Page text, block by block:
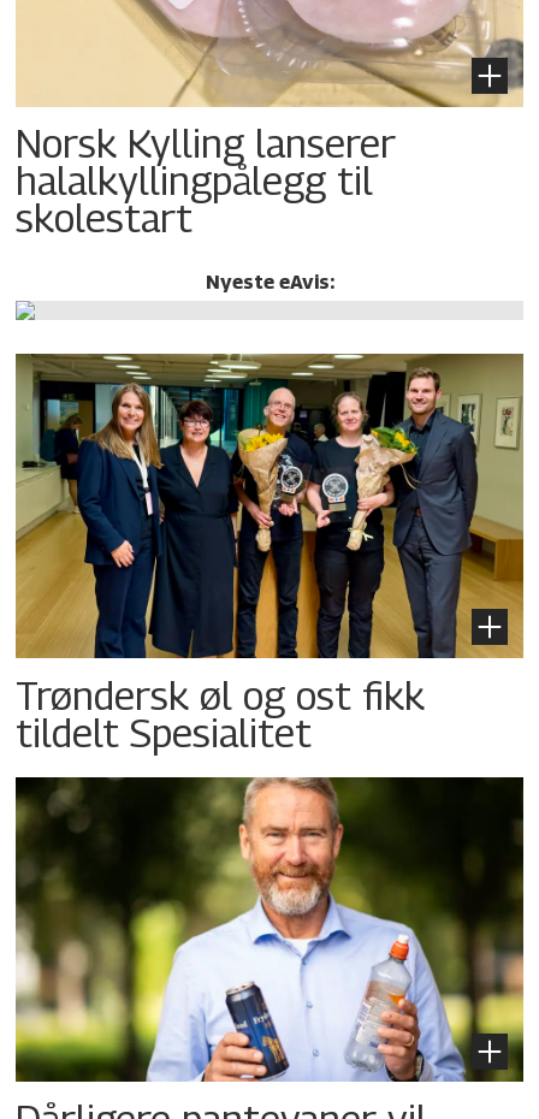
Norsk Kylling lanserer
halalkylling­pålegg til
skolestart
Nyeste eAvis:
Trøndersk øl og ost fikk
tildelt Spesialitet